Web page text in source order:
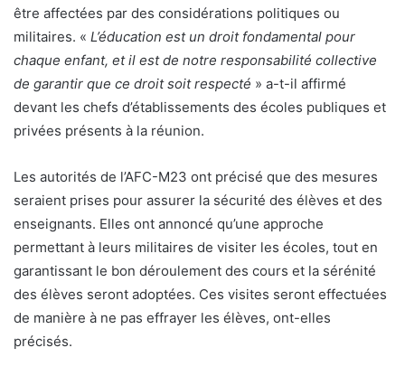
être affectées par des considérations politiques ou
militaires. « L’éducation est un droit fondamental pour
chaque enfant, et il est de notre responsabilité collective
de garantir que ce droit soit respecté » a-t-il affirmé
devant les chefs d’établissements des écoles publiques et
privées présents à la réunion.
Les autorités de l’AFC-M23 ont précisé que des mesures
seraient prises pour assurer la sécurité des élèves et des
enseignants. Elles ont annoncé qu’une approche
permettant à leurs militaires de visiter les écoles, tout en
garantissant le bon déroulement des cours et la sérénité
des élèves seront adoptées. Ces visites seront effectuées
de manière à ne pas effrayer les élèves, ont-elles
précisés.